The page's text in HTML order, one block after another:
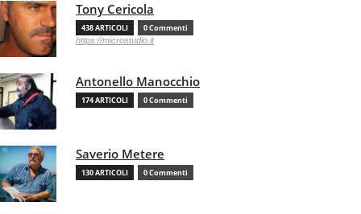
Tony Cericola
438 ARTICOLI 0 Commenti
https://microstudio.it
Antonello Manocchio
174 ARTICOLI 0 Commenti
Saverio Metere
130 ARTICOLI 0 Commenti